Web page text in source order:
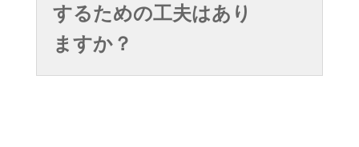
するための工夫はあり
ますか？